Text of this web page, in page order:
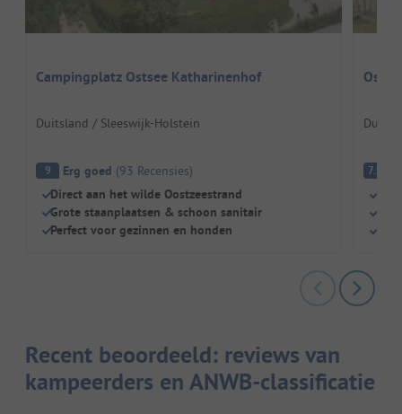
Campingplatz Ostsee Katharinenhof
Duitsland / Sleeswijk-Holstein
9 Erg goed (93 Recensies)
Direct aan het wilde Oostzeestrand
Grote staanplaatsen & schoon sanitair
Perfect voor gezinnen en honden
7.9
Recent beoordeeld: reviews van
kampeerders en ANWB-classificatie